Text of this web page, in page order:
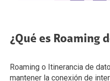
¿Qué es Roaming
Roaming o Itinerancia de
mantener la conexión de